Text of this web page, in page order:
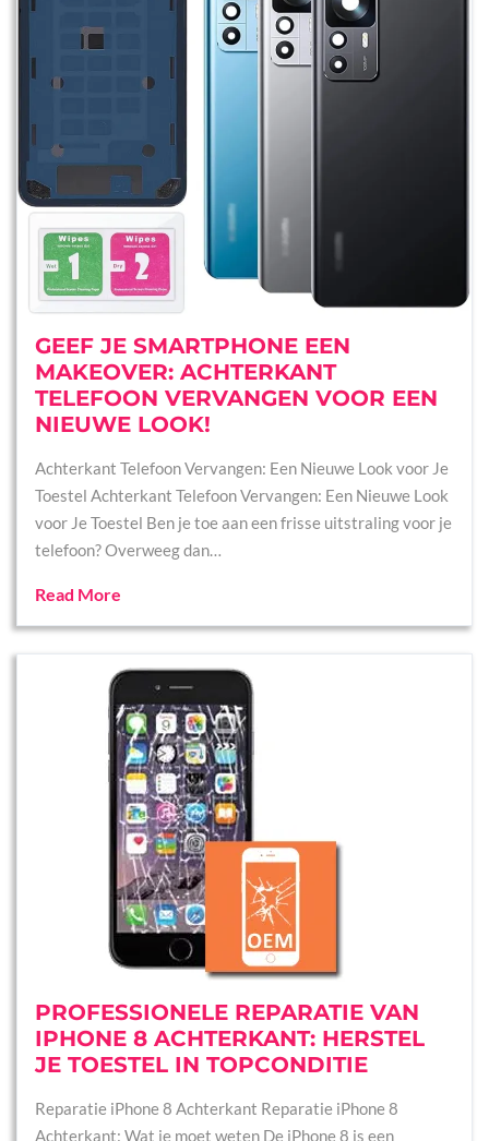
GEEF JE SMARTPHONE EEN
MAKEOVER: ACHTERKANT
TELEFOON VERVANGEN VOOR EEN
NIEUWE LOOK!
Achterkant Telefoon Vervangen: Een Nieuwe Look voor Je
Toestel Achterkant Telefoon Vervangen: Een Nieuwe Look
voor Je Toestel Ben je toe aan een frisse uitstraling voor je
telefoon? Overweeg dan…
Read More
PROFESSIONELE REPARATIE VAN
IPHONE 8 ACHTERKANT: HERSTEL
JE TOESTEL IN TOPCONDITIE
Reparatie iPhone 8 Achterkant Reparatie iPhone 8
Achterkant: Wat je moet weten De iPhone 8 is een